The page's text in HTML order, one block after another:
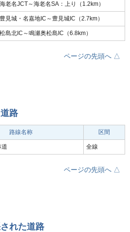
海老名JCT～海老名SA：上り（1.2km）
豊見城・名嘉地IC～豊見城IC（2.7km）
松島北IC～鳴瀬奥松島IC（6.8km）
ページの先頭へ △
路
路線名称 区間
道 全線
ページの先頭へ △
れた道路